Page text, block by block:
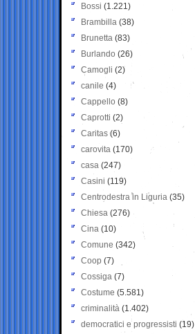
Bossi (1.221)
Brambilla (38)
Brunetta (83)
Burlando (26)
Camogli (2)
canile (4)
Cappello (8)
Caprotti (2)
Caritas (6)
carovita (170)
casa (247)
Casini (119)
Centrodestra in Liguria (35)
Chiesa (276)
Cina (10)
Comune (342)
Coop (7)
Cossiga (7)
Costume (5.581)
criminalità (1.402)
democratici e progressisti (19)